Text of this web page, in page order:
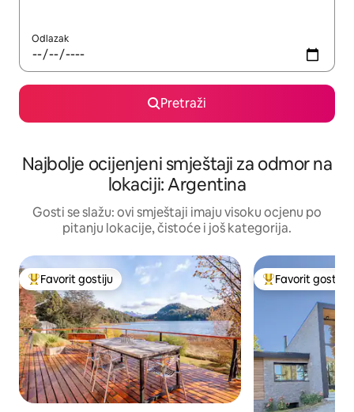
Odlazak
Pretraži
Najbolje ocijenjeni smještaji za odmor na
lokaciji: Argentina
Gosti se slažu: ovi smještaji imaju visoku ocjenu po
pitanju lokacije, čistoće i još kategorija.
Glavni favorit gostiju
Favorit gostiju Glavni favorit
Favorit gostiju